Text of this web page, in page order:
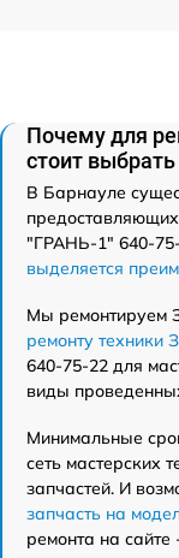
Почему для
стоит выбрать
В Барнауле
предоставляющих
"ГРАНЬ-1" 640-
выделяется
Мы ремонтируем
ремонту техники
640-75-22 для
виды
Минимальные
сеть мастерских
запчастей. И
запчасть на
ремонта на сайте